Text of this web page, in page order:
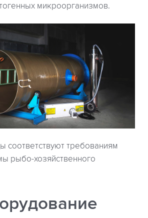
микроорганизмов.
требованиям
рыбо-хозяйственного